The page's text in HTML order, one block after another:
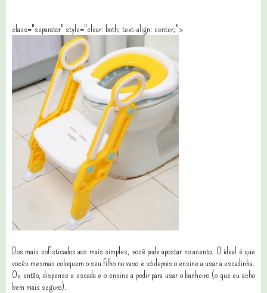
class="separator" style="clear: both; text-align: center;">
Dos mais sofisticados aos mais simples, você pode apostar no acento. O ideal é que
vocês mesmas coloquem o seu filho no vaso e só depois o ensine a usar a escadinha.
Ou então, dispense a escada e o ensine a pedir para usar o banheiro (o que eu acho
bem mais seguro).